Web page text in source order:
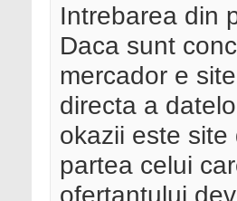
Intrebarea din
Daca sunt
mercador e
directa a
okazii este
partea celui
ofertantului